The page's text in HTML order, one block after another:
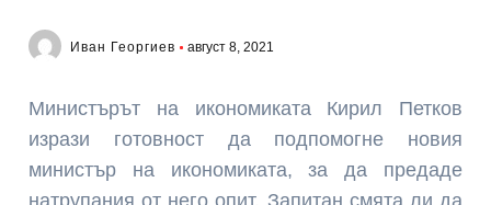
Иван Георгиев август 8, 2021
Министърът на икономиката Кирил Петков
изрази готовност да подпомогне новия
министър на икономиката, за да предаде
натрупания от него опит. Запитан смята ли да